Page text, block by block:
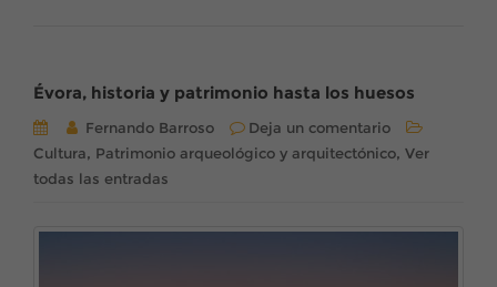
Évora, historia y patrimonio hasta los huesos
Fernando Barroso
Deja un comentario
Cultura, Patrimonio arqueológico y arquitectónico, Ver
todas las entradas